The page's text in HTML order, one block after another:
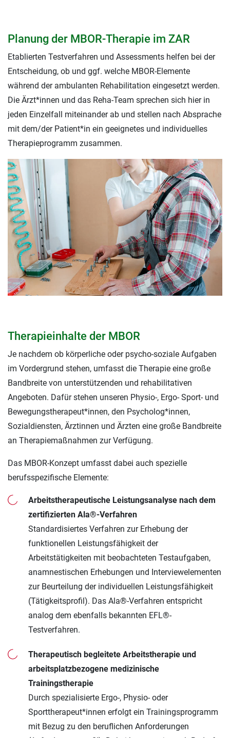
Planung der MBOR-Therapie im ZAR
Etablierten Testverfahren und Assessments helfen bei der
Entscheidung, ob und ggf. welche MBOR-Elemente
während der ambulanten Rehabilitation eingesetzt werden.
Die Ärzt*innen und das Reha-Team sprechen sich hier in
jeden Einzelfall miteinander ab und stellen nach Absprache
mit dem/der Patient*in ein geeignetes und individuelles
Therapieprogramm zusammen.
Therapieinhalte der MBOR
Je nachdem ob körperliche oder psycho-soziale Aufgaben
im Vordergrund stehen, umfasst die Therapie eine große
Bandbreite von unterstützenden und rehabilitativen
Angeboten. Dafür stehen unseren Physio-, Ergo- Sport- und
Bewegungstherapeut*innen, den Psycholog*innen,
Sozialdiensten, Ärztinnen und Ärzten eine große Bandbreite
an Therapiemaßnahmen zur Verfügung.
Das MBOR-Konzept umfasst dabei auch spezielle
berufsspezifische Elemente:
Arbeitstherapeutische Leistungsanalyse nach dem
zertifizierten Ala®-Verfahren
Standardisiertes Verfahren zur Erhebung der
funktionellen Leistungsfähigkeit der
Arbeitstätigkeiten mit beobachteten Testaufgaben,
anamnestischen Erhebungen und Interviewelementen
zur Beurteilung der individuellen Leistungsfähigkeit
(Tätigkeitsprofil). Das Ala®-Verfahren entspricht
analog dem ebenfalls bekannten EFL®-
Testverfahren.
Therapeutisch begleitete Arbeitstherapie und
arbeitsplatzbezogene medizinische
Trainingstherapie
Durch spezialisierte Ergo-, Physio- oder
Sporttherapeut*innen erfolgt ein Trainingsprogramm
mit Bezug zu den beruflichen Anforderungen